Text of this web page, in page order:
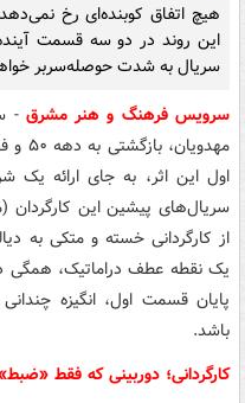
هیچ اتفاق کوبنده‌ای رخ
این روند در دو سه قسمت
سریال به شدت حوصله‌سربر
سرویس فرهنگ و هنر مشرق-
اول این اثر، به جای ارائه
سریال‌های پیشین این کارگردان
از کارگردانی خسته و متکی به
یک نقطه عطف دراماتیک،
پایان قسمت اول، انگیزه
باشد.
کارگردانی؛ دوربینی که فقط